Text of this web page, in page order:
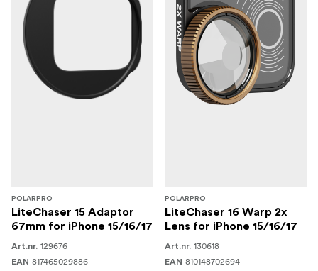
POLARPRO
LiteChaser 15 Adaptor
67mm for iPhone 15/16/17
Art.nr. 129676
EAN 817465029886
POLARPRO
LiteChaser 16 Warp 2x
Lens for iPhone 15/16/17
Art.nr. 130618
EAN 810148702694